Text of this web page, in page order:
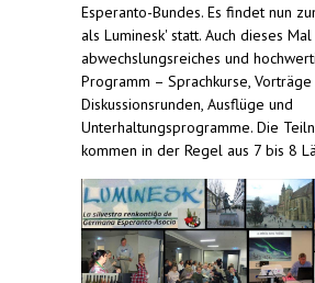
Esperanto-Bundes. Es findet nun
als Luminesk' statt. Auch dieses
abwechslungsreiches und
Programm – Sprachkurse, Vorträge
Diskussionsrunden, Ausflüge und
Unterhaltungsprogramme. Die
kommen in der Regel aus 7 bis 8